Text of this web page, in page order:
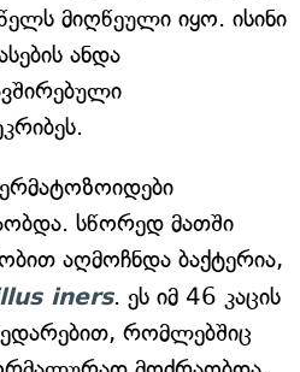
მიღწეული იყო. ისინი
ანდა
სწორედ მათში
აღმოჩნდა ბაქტერია,
iners. ეს იმ 46 კაცის
რომლებშიც